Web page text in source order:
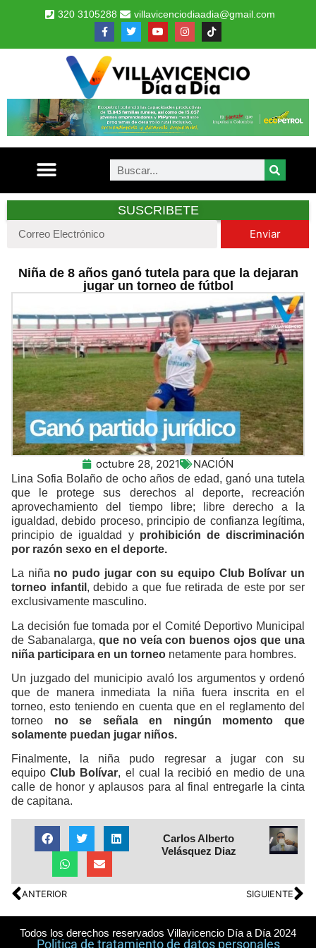
320 3105288 villavicenciodiaadia@gmail.com
SUSCRIBETE
Enviar
Niña de 8 años ganó tutela para que la dejaran
jugar un torneo de fútbol
octubre 28, 2021 NACIÓN
Lina Sofia Bolaño de ocho años de edad, ganó una tutela
que le protege sus derechos al deporte, recreación
aprovechamiento del tiempo libre; libre derecho a la
igualdad, debido proceso, principio de confianza legítima,
principio de igualdad y prohibición de discriminación
por razón sexo en el deporte.
La niña no pudo jugar con su equipo Club Bolívar un
torneo infantil , debido a que fue retirada de este por ser
exclusivamente masculino.
La decisión fue tomada por el Comité Deportivo Municipal
de Sabanalarga, que no veía con buenos ojos que una
niña participara en un torneo netamente para hombres.
Un juzgado del municipio avaló los argumentos y ordenó
que de manera inmediata la niña fuera inscrita en el
torneo, esto teniendo en cuenta que en el reglamento del
torneo no se señala en ningún momento que
solamente puedan jugar niños.
Finalmente, la niña pudo regresar a jugar con su
equipoClub Bolívar, el cual la recibió en medio de una
calle de honor y aplausos para al final entregarle la cinta
de capitana.
Carlos Alberto
Velásquez Diaz
ANTERIOR SIGUIENTE
Todos los derechos reservados Villavicencio Día a Día 2024
Politica de tratamiento de datos personales